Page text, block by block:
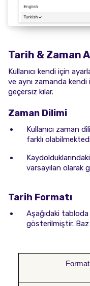
Tarih & Zaman
Kullanıcı kendi için
ve aynı zamanda kendi
geçersiz kılar.
Zaman Dilimi
Kullanıcı zaman
farklı
varsayılan olarak
Tarih Formatı
Aşağıdaki
gösterilmiştir. Baz
Format